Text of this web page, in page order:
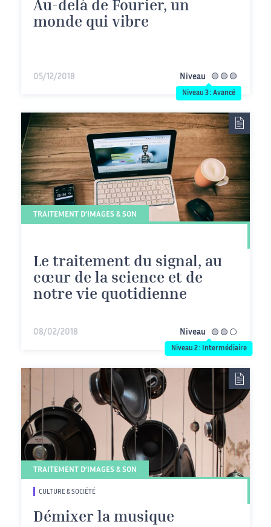
Au-delà de Fourier, un
monde qui vibre
05/12/2018 Niveau avancé
Niveau 3 : Avancé
TRAITEMENT D’IMAGES & SON
Le traitement du signal, au
cœur de la science et de
notre vie quotidienne
08/02/2018 Niveau intermédiaire
Niveau 2 : Intermédiaire
TRAITEMENT D’IMAGES & SON
CULTURE & SOCIÉTÉ
Démixer la musique